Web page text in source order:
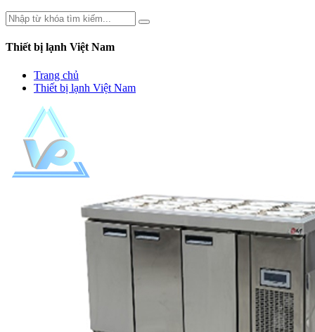
Thiết bị lạnh Việt Nam
Trang chủ
Thiết bị lạnh Việt Nam